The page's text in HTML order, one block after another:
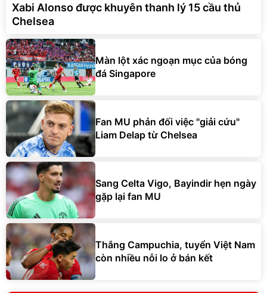
Xabi Alonso được khuyên thanh lý 15 cầu thủ
Chelsea
Màn lột xác ngoạn mục của bóng
đá Singapore
Fan MU phản đối việc "giải cứu"
Liam Delap từ Chelsea
Sang Celta Vigo, Bayindir hẹn ngày
gặp lại fan MU
Thắng Campuchia, tuyển Việt Nam
còn nhiều nỗi lo ở bán kết